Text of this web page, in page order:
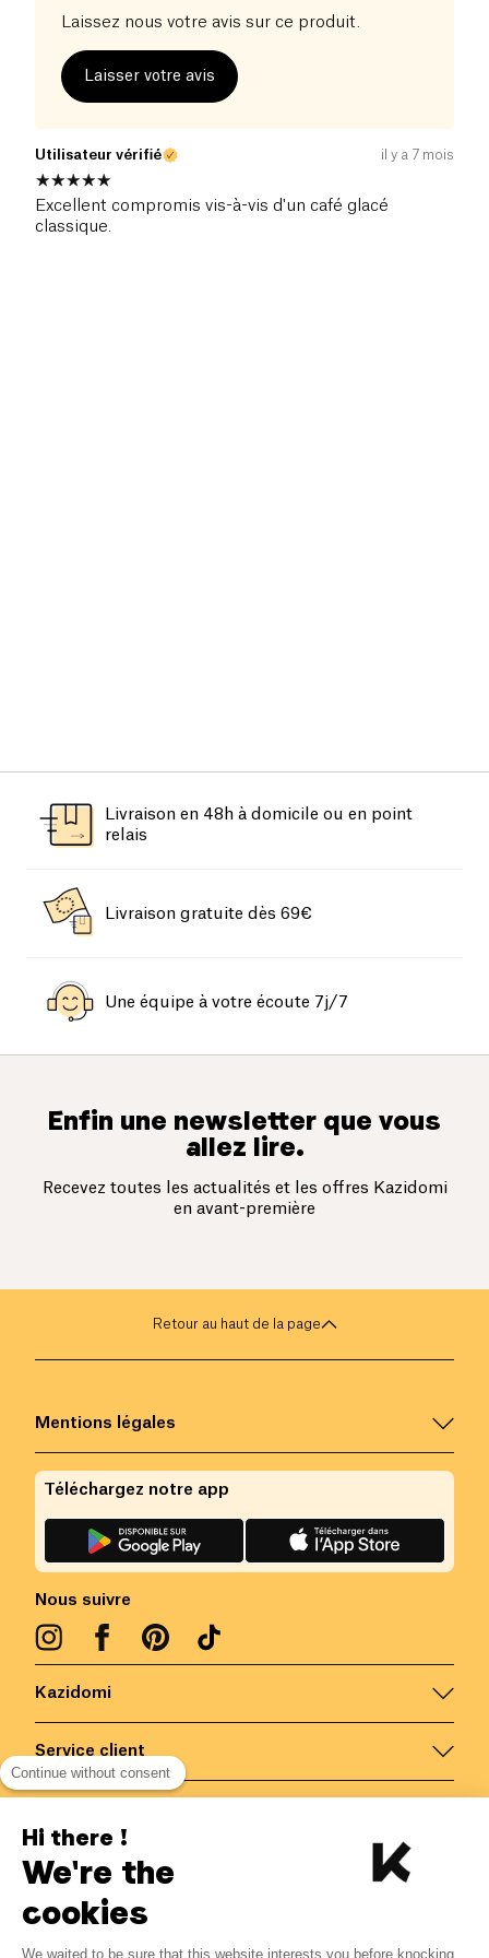
Laissez nous votre avis sur ce produit.
Laisser votre avis
Utilisateur vérifié il y a 7 mois
Excellent compromis vis-à-vis d'un café glacé
classique.
Livraison en 48h à domicile ou en point
relais
Livraison gratuite dès 69€
Une équipe à votre écoute 7j/7
Enfin une newsletter que vous
allez lire.
Recevez toutes les actualités et les offres Kazidomi
en avant-première
Retour au haut de la page
Kazidomi
Service client
Mentions légales
Nous suivre
Téléchargez notre app
Belgique/FR
Continue without consent
Hi there !
We're the
cookies
We waited to be sure that this website interests you before knocking,